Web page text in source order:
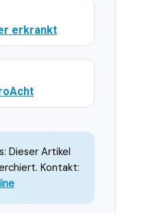
erkrankt
Dieser Artikel
Kontakt: